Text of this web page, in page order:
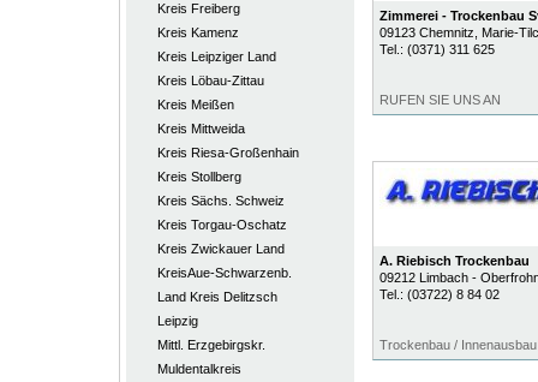
Kreis Freiberg
Kreis Kamenz
Kreis Leipziger Land
Kreis Löbau-Zittau
Kreis Meißen
Kreis Mittweida
Kreis Riesa-Großenhain
Kreis Stollberg
Kreis Sächs. Schweiz
Kreis Torgau-Oschatz
Kreis Zwickauer Land
KreisAue-Schwarzenb.
Land Kreis Delitzsch
Leipzig
Mittl. Erzgebirgskr.
Muldentalkreis
Zimmerei - Trockenbau
09123 Chemnitz , Marie-
Tel.: (0371) 311 625
RUFEN SIE UNS AN
A. Riebisch Trockenbau
09212 Limbach -
Tel.: (03722) 8 84 02
Trockenbau / Innenausbau